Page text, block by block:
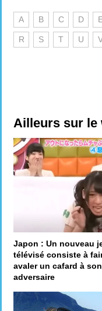
A B C D
R S T U
Ailleurs sur le
Japon : Un nouveau
télévisé consiste à
avaler un cafard à son
adversaire